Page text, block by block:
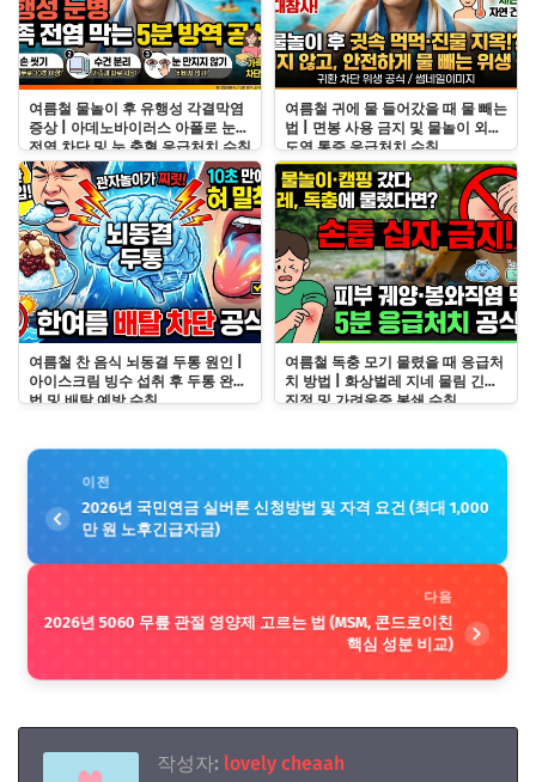
여름철 물놀이 후 유행성 각결막염
증상 | 아데노바이러스 아폴로 눈병
전염 차단 및 눈 충혈 응급처치 수칙
여름철 귀에 물 들어갔을 때 물 빼는
법 | 면봉 사용 금지 및 물놀이 외이
도염 통증 응급처치 수칙
여름철 찬 음식 뇌동결 두통 원인 |
아이스크림 빙수 섭취 후 두통 완화
법 및 배탈 예방 수칙
여름철 독충 모기 물렸을 때 응급처
치 방법 | 화상벌레 지네 물림 긴급
진정 및 가려움증 봉쇄 수칙
이전
2026년 국민연금 실버론 신청방법 및 자격 요건 (최대 1,000
만 원 노후긴급자금)
다음
2026년 5060 무릎 관절 영양제 고르는 법 (MSM, 콘드로이친
핵심 성분 비교)
작성자: lovely cheaah